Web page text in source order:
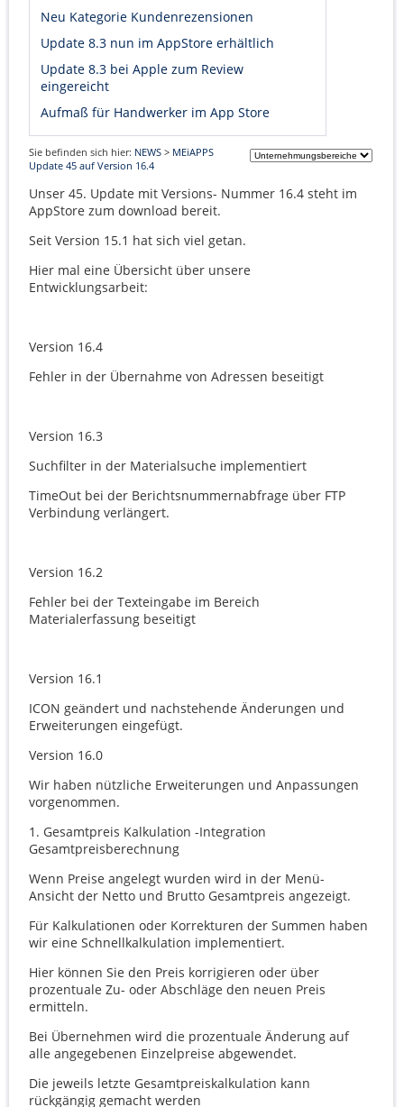
Neu Kategorie Kundenrezensionen
Update 8.3 nun im AppStore erhältlich
Update 8.3 bei Apple zum Review
eingereicht
Aufmaß für Handwerker im App Store
Sie befinden sich hier: NEWS > MEiAPPS
Update 45 auf Version 16.4
Unser 45. Update mit Versions- Nummer 16.4 steht im
AppStore zum download bereit.
Seit Version 15.1 hat sich viel getan.
Hier mal eine Übersicht über unsere
Entwicklungsarbeit:
Version 16.4
Fehler in der Übernahme von Adressen beseitigt
Version 16.3
Suchfilter in der Materialsuche implementiert
TimeOut bei der Berichtsnummernabfrage über FTP
Verbindung verlängert.
Version 16.2
Fehler bei der Texteingabe im Bereich
Materialerfassung beseitigt
Version 16.1
ICON geändert und nachstehende Änderungen und
Erweiterungen eingefügt.
Version 16.0
Wir haben nützliche Erweiterungen und Anpassungen
vorgenommen.
1. Gesamtpreis Kalkulation -Integration
Gesamtpreisberechnung
Wenn Preise angelegt wurden wird in der Menü-
Ansicht der Netto und Brutto Gesamtpreis angezeigt.
Für Kalkulationen oder Korrekturen der Summen haben
wir eine Schnellkalkulation implementiert.
Hier können Sie den Preis korrigieren oder über
prozentuale Zu- oder Abschläge den neuen Preis
ermitteln.
Bei Übernehmen wird die prozentuale Änderung auf
alle angegebenen Einzelpreise abgewendet.
Die jeweils letzte Gesamtpreiskalkulation kann
rückgängig gemacht werden